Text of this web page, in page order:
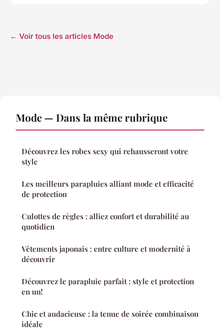
← Voir tous les articles Mode
Mode — Dans la même rubrique
Découvrez les robes sexy qui rehausseront votre
style
Les meilleurs parapluies alliant mode et efficacité
de protection
Culottes de règles : alliez confort et durabilité au
quotidien
Vêtements japonais : entre culture et modernité à
découvrir
Découvrez le parapluie parfait : style et protection
en un!
Chic et audacieuse : la tenue de soirée combinaison
idéale